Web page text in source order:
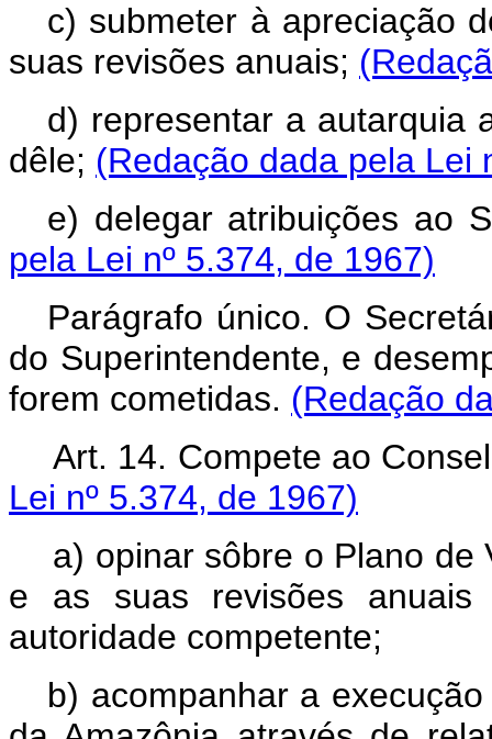
c) submeter à apreciação
suas revisões anuais;
d) representar a autarquia
dêle; (Redação dada pela Lei
e) delegar atribuições ao
pela Lei nº 5.374, de 1967)
Parágrafo único. O
do Superintendente, e
forem cometidas. (Redação
Art. 14. Compete ao
Lei nº 5.374, de 1967)
a) opinar sôbre o Plano de
e as suas revisões anuais
autoridade competente;
b) acompanhar a